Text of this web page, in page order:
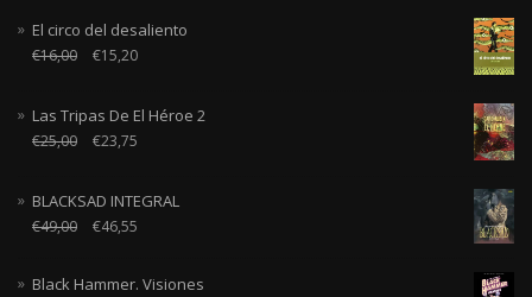
El circo del desaliento
€16,00 €15,20
Las Tripas De El Héroe 2
€25,00 €23,75
BLACKSAD INTEGRAL
€49,00 €46,55
Black Hammer. Visiones